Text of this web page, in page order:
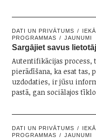
DATI UN PRIVĀTUMS
PROGRAMMAS
JAUNUMI
Sargājiet savus
Autentifikācijas process,
pierādīšana, ka esat tas,
uzdodaties, ir jūsu
pastā, gan sociālajos
DATI UN PRIVĀTUMS
PROGRAMMAS
JAUNUMI